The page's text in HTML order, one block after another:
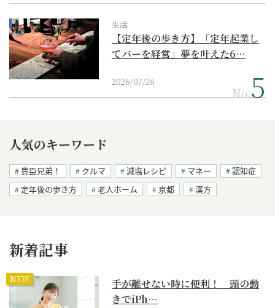
生活
【定年後の歩き方】「定年起業し
てバーを経営」夢を叶えた6…
2026/07/26
No.
人気のキーワード
豊臣兄弟！ クルマ 減塩レシピ マネー
認知症
定年後の歩き方
老人ホーム 京都 漢方
新着記事
NEW
手が離せない時に便利！ 頭の動
きでiPh…